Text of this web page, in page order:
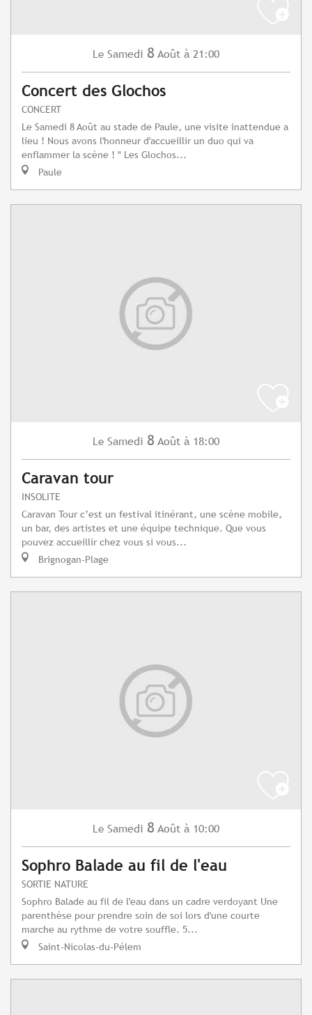
Le Samedi 8 Août à 21:00
Concert des Glochos
CONCERT
Le Samedi 8 Août au stade de Paule, une visite inattendue a
lieu ! Nous avons l'honneur d'accueillir un duo qui va
enflammer la scène ! " Les Glochos...
Paule
Le Samedi 8 Août à 18:00
Caravan tour
INSOLITE
Caravan Tour c’est un festival itinérant, une scène mobile,
un bar, des artistes et une équipe technique. Que vous
pouvez accueillir chez vous si vous...
Brignogan-Plage
Le Samedi 8 Août à 10:00
Sophro Balade au fil de l'eau
SORTIE NATURE
Sophro Balade au fil de l'eau dans un cadre verdoyant Une
parenthèse pour prendre soin de soi lors d'une courte
marche au rythme de votre souffle. 5...
Saint-Nicolas-du-Pélem